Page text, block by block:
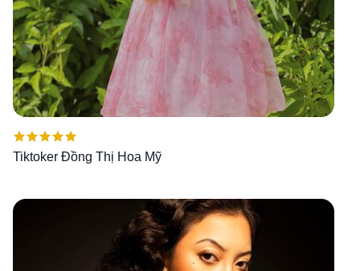
Tiktoker Đồng Thị Hoa Mỹ
Được xếp